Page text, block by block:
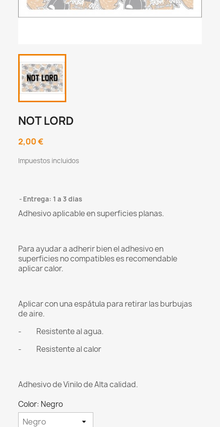
NOT LORD
2,00 €
Impuestos incluidos
Entrega: 1 a 3 dias
Adhesivo aplicable en superficies planas.
Para ayudar a adherir bien el adhesivo en
superficies no compatibles es recomendable
aplicar calor.
Aplicar con una espátula para retirar las burbujas
de aire.
- Resistente al agua.
- Resistente al calor
Adhesivo de Vinilo de Alta calidad.
Color: Negro